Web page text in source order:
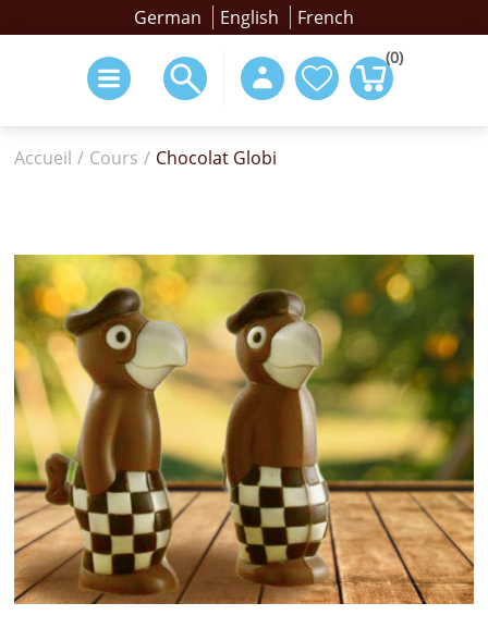
German English French
(0)
Accueil / Cours / Chocolat Globi